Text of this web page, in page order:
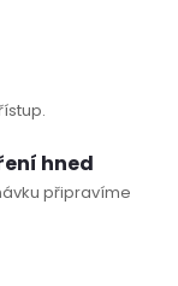
hned
připravíme